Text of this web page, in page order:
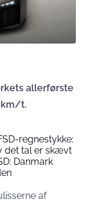
allerførste
km/t.
regnestykke:
det tal er skævt
Danmark
af